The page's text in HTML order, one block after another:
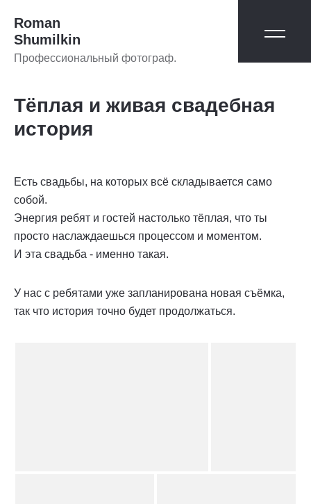
Roman
Shumilkin
Профессиональный фотограф.
Тёплая и живая свадебная
история
Есть свадьбы, на которых всё складывается само
собой.
Энергия ребят и гостей настолько тёплая, что ты
просто наслаждаешься процессом и моментом.
И эта свадьба - именно такая.
У нас с ребятами уже запланирована новая съёмка,
так что история точно будет продолжаться.